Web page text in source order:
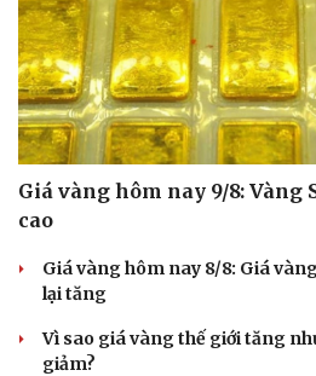
Giá vàng hôm nay 9/8: Vàng
cao
Giá vàng hôm nay 8/8: Giá
lại tăng
Vì sao giá vàng thế giới tăng
giảm?